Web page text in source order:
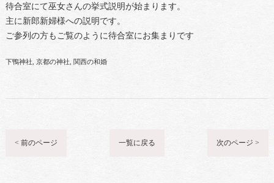
待合室にて巫女さんの挙式説明が始まります。
主に新郎新婦様への説明です。
ご参列の方もご覧のように待合室にお集まりです
下鴨神社 京都の神社 関西の和婚
< 前のページ 一覧に戻る 次のページ >